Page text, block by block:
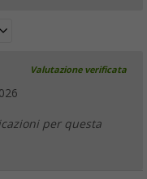
Valutazione verificata
per questa